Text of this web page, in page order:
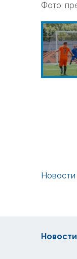
Фото:
Новости